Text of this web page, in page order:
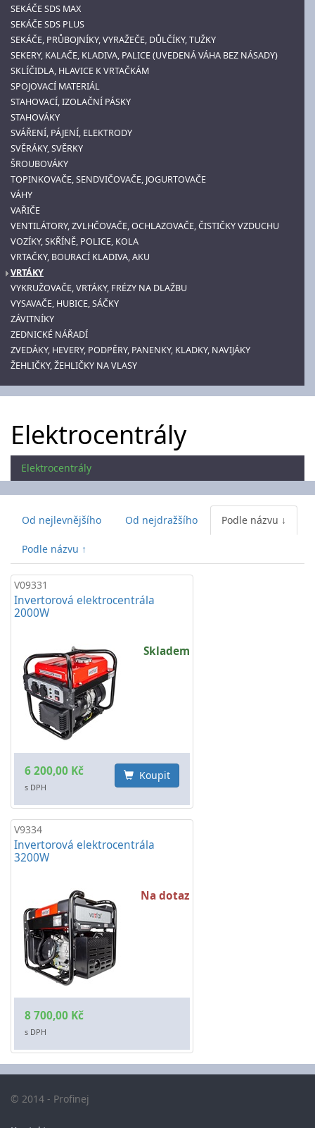
SEKÁČE SDS MAX
SEKÁČE SDS PLUS
SEKÁČE, PRŮBOJNÍKY, VYRAŽEČE, DŮLČÍKY, TUŽKY
SEKERY, KALAČE, KLADIVA, PALICE (UVEDENÁ VÁHA BEZ NÁSADY)
SKLÍČIDLA, HLAVICE K VRTAČKÁM
SPOJOVACÍ MATERIÁL
STAHOVACÍ, IZOLAČNÍ PÁSKY
STAHOVÁKY
SVÁŘENÍ, PÁJENÍ, ELEKTRODY
SVĚRÁKY, SVĚRKY
ŠROUBOVÁKY
TOPINKOVAČE, SENDVIČOVAČE, JOGURTOVAČE
VÁHY
VAŘIČE
VENTILÁTORY, ZVLHČOVAČE, OCHLAZOVAČE, ČISTIČKY VZDUCHU
VOZÍKY, SKŘÍNĚ, POLICE, KOLA
VRTAČKY, BOURACÍ KLADIVA, AKU
VRTÁKY
VYKRUŽOVAČE, VRTÁKY, FRÉZY NA DLAŽBU
VYSAVAČE, HUBICE, SÁČKY
ZÁVITNÍKY
ZEDNICKÉ NÁŘADÍ
ZVEDÁKY, HEVERY, PODPĚRY, PANENKY, KLADKY, NAVIJÁKY
ŽEHLIČKY, ŽEHLIČKY NA VLASY
Elektrocentrály
Elektrocentrály
Od nejlevnějšího Od nejdražšího Podle názvu ↓
Podle názvu ↑
V09331
Invertorová elektrocentrála
2000W
Skladem
6 200,00 Kč
s DPH
Koupit
V9334
Invertorová elektrocentrála
3200W
Na dotaz
8 700,00 Kč
s DPH
© 2014 - Profinej